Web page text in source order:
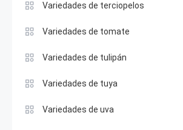
Variedades de terciopelos
Variedades de tomate
Variedades de tulipán
Variedades de tuya
Variedades de uva